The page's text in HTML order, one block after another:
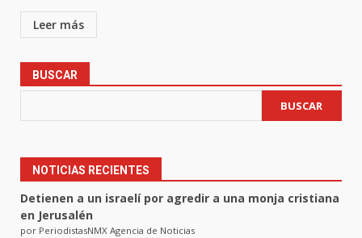
Leer más
BUSCAR
BUSCAR
NOTICIAS RECIENTES
Detienen a un israelí por agredir a una monja cristiana
en Jerusalén
por PeriodistasNMX Agencia de Noticias